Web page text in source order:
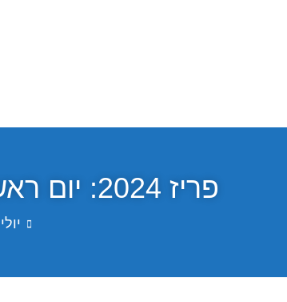
פריז 2024: יום ראשון של שיוטי IQFOIL
יולי 30,